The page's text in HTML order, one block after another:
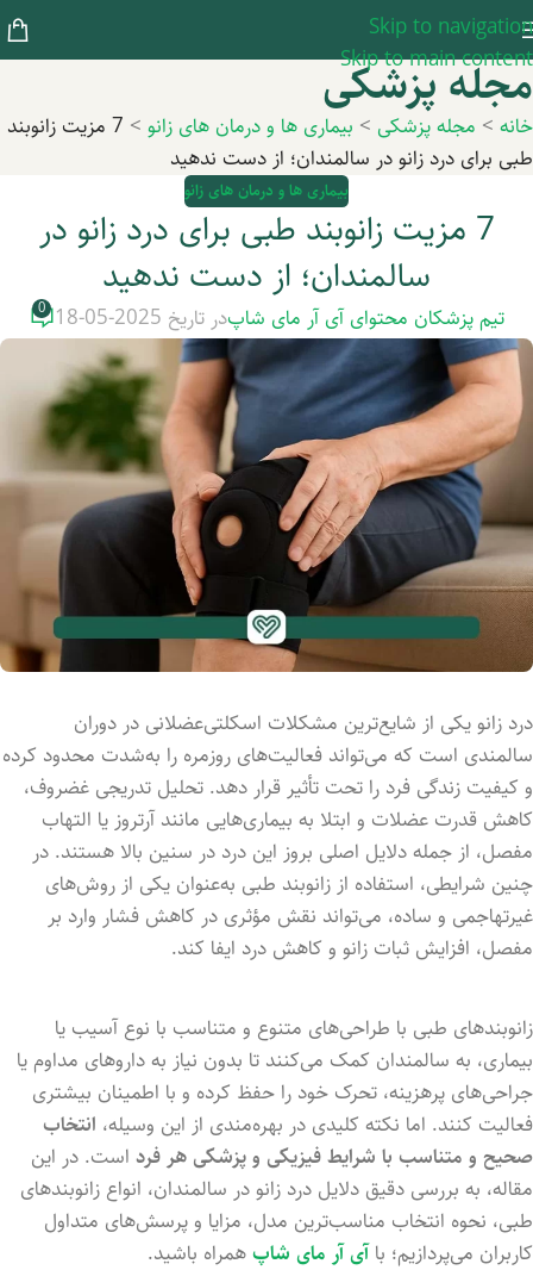
Skip to navigation
Skip to main content
مجله پزشکی
خانه > مجله پزشکی > بیماری ها و درمان های زانو >
7 مزیت زانوبند
طبی برای درد زانو در سالمندان؛ از دست ندهید
بیماری ها و درمان های زانو
7 مزیت زانوبند طبی برای درد زانو در
سالمندان؛ از دست ندهید
تیم پزشکان محتوای آی آر مای شاپدر تاریخ 2025-05-18 0
درد زانو یکی از شایع‌ترین مشکلات اسکلتی‌عضلانی در دوران
سالمندی است که می‌تواند فعالیت‌های روزمره را به‌شدت محدود کرده
و کیفیت زندگی فرد را تحت تأثیر قرار دهد. تحلیل تدریجی غضروف،
کاهش قدرت عضلات و ابتلا به بیماری‌هایی مانند آرتروز یا التهاب
مفصل، از جملهدلایل اصلی بروز این درد در سنین بالا هستند. در
چنین شرایطی، استفاده از زانوبند طبی به‌عنوان یکی از روش‌های
غیرتهاجمی و ساده، می‌تواند نقش مؤثری در کاهش فشار وارد بر
مفصل، افزایش ثبات زانو و کاهش درد ایفا کند.
زانوبندهای طبی با طراحی‌های متنوع و متناسب با نوع آسیب یا
بیماری، به سالمندان کمک می‌کنند تا بدون نیاز بهداروهای مداوم یا
جراحی‌های پرهزینه، تحرک خود را حفظ کرده و با اطمینان بیشتری
فعالیت کنند. اما نکته کلیدی در بهره‌مندی از این وسیله، انتخاب
صحیح و متناسب با شرایطفیزیکی وپزشکی هر فرد است. در این
مقاله، به بررسی دقیق دلایل درد زانو در سالمندان، انواع زانوبندهای
طبی، نحوه انتخاب مناسب‌ترین مدل، مزایا و پرسش‌های متداول
کاربران می‌پردازیم؛ باآی آر مای شاپهمراه باشید.